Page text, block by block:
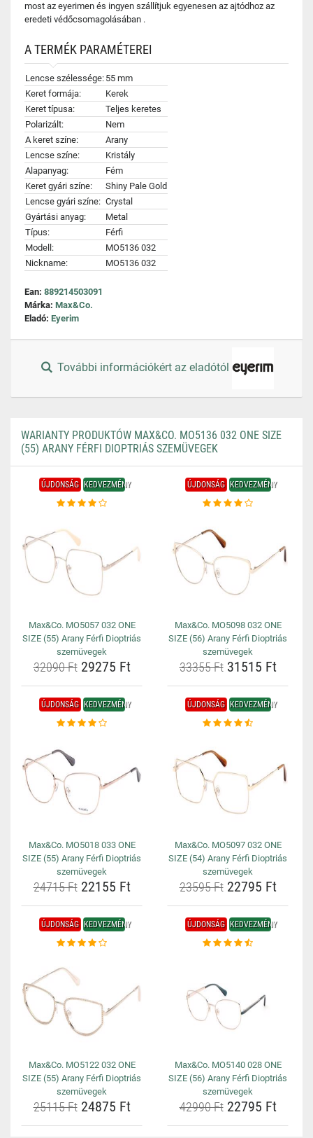
most az eyerimen és ingyen szállítjuk egyenesen az ajtódhoz az
eredeti védőcsomagolásában .
A TERMÉK PARAMÉTEREI
Lencse szélessége: 55 mm
Keret formája:
Kerek
Keret típusa:
Teljes keretes
Polarizált:
Nem
A keret színe:
Arany
Lencse színe:
Kristály
Alapanyag:
Fém
Keret gyári színe:
Shiny Pale Gold
Lencse gyári színe: Crystal
Gyártási anyag:
Metal
Típus:
Férfi
Modell:
MO5136 032
Nickname:
MO5136 032
Ean: 889214503091
Márka: Max&Co.
Eladó: Eyerim
További információkért az eladótól
WARIANTY PRODUKTÓW MAX&CO. MO5136 032 ONE SIZE
(55) ARANY FÉRFI DIOPTRIÁS SZEMÜVEGEK
ÚJDONSÁG KEDVEZMÉNY
Max&Co. MO5057 032 ONE
SIZE (55) Arany Férfi Dioptriás
szemüvegek
32090 Ft29275 Ft
ÚJDONSÁG KEDVEZMÉNY
Max&Co. MO5098 032 ONE
SIZE (56) Arany Férfi Dioptriás
szemüvegek
33355 Ft31515 Ft
ÚJDONSÁG KEDVEZMÉNY
Max&Co. MO5018 033 ONE
SIZE (55) Arany Férfi Dioptriás
szemüvegek
24715 Ft22155 Ft
ÚJDONSÁG KEDVEZMÉNY
Max&Co. MO5097 032 ONE
SIZE (54) Arany Férfi Dioptriás
szemüvegek
23595 Ft22795 Ft
ÚJDONSÁG KEDVEZMÉNY
Max&Co. MO5122 032 ONE
SIZE (55) Arany Férfi Dioptriás
szemüvegek
25115 Ft24875 Ft
ÚJDONSÁG KEDVEZMÉNY
Max&Co. MO5140 028 ONE
SIZE (56) Arany Férfi Dioptriás
szemüvegek
42990 Ft22795 Ft